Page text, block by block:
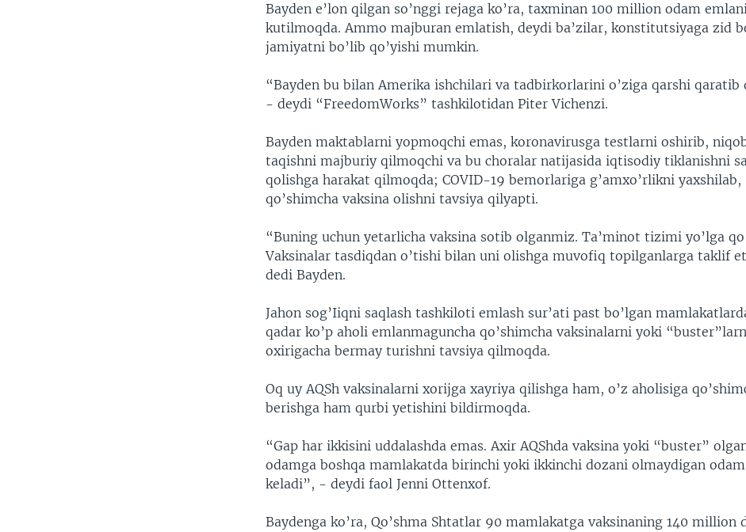
Bayden e’lon qilgan so’nggi rejaga ko’ra, taxminan 100 million odam
kutilmoqda. Ammo majburan emlatish, deydi ba’zilar, konstitutsiyaga zid
jamiyatni bo’lib qo’yishi mumkin.
“Bayden bu bilan Amerika ishchilari va tadbirkorlarini o’ziga qarshi qaratib
- deydi “FreedomWorks” tashkilotidan Piter Vichenzi.
Bayden maktablarni yopmoqchi emas, koronavirusga testlarni oshirib,
taqishni majburiy qilmoqchi va bu choralar natijasida iqtisodiy tiklanishni
qolishga harakat qilmoqda; COVID-19 bemorlariga g’amxo’rlikni yaxshilab,
qo’shimcha vaksina olishni tavsiya qilyapti.
“Buning uchun yetarlicha vaksina sotib olganmiz. Ta’minot tizimi yo’lga
Vaksinalar tasdiqdan o’tishi bilan uni olishga muvofiq topilganlarga taklif
dedi Bayden.
Jahon sog’Iiqni saqlash tashkiloti emlash sur’ati past bo’lgan
qadar ko’p aholi emlanmaguncha qo’shimcha vaksinalarni yoki
oxirigacha bermay turishni tavsiya qilmoqda.
Oq uy AQSh vaksinalarni xorijga xayriya qilishga ham, o’z aholisiga
berishga ham qurbi yetishini bildirmoqda.
“Gap har ikkisini uddalashda emas. Axir AQShda vaksina yoki “buster”
odamga boshqa mamlakatda birinchi yoki ikkinchi dozani olmaydigan odam
keladi”, - deydi faol Jenni Ottenxof.
Baydenga ko’ra, Qo’shma Shtatlar 90 mamlakatga vaksinaning 140 million